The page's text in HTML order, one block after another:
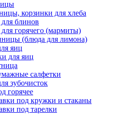
корзинки для хлеба
блинов
горячего (мармиты)
(блюда для лимона)
яиц
для яиц
салфетки
зубочисток
горячее
под кружки и стаканы
под тарелки